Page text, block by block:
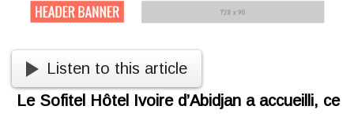
Listen to this article
Le Sofitel Hôtel Ivoire d’Abidjan a accueilli, ce